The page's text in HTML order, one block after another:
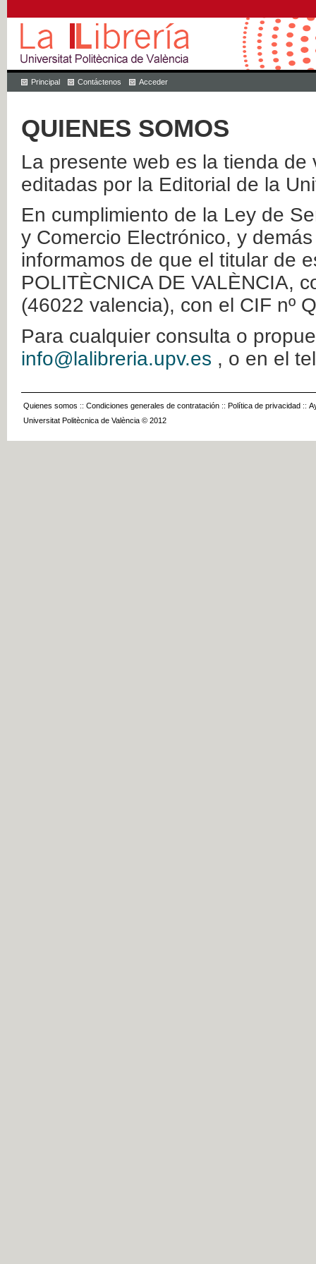
Principal Contáctenos Acceder
QUIENES SOMOS
La presente web es la tienda
editadas por la Editorial de la
En cumplimiento de la Ley de
y Comercio Electrónico, y
informamos de que el titular de
POLITÈCNICA DE VALÈNCIA,
(46022 valencia), con el CIF nº
Para cualquier consulta o
info@lalibreria.upv.es , o en el
Quienes somos :: Condiciones generales de contratación :: Política de privacidad ::
Universitat Politècnica de València © 2012